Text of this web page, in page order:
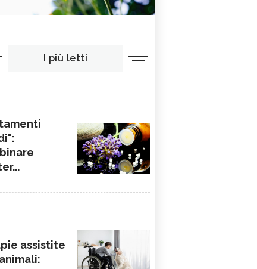
I più letti
assistite